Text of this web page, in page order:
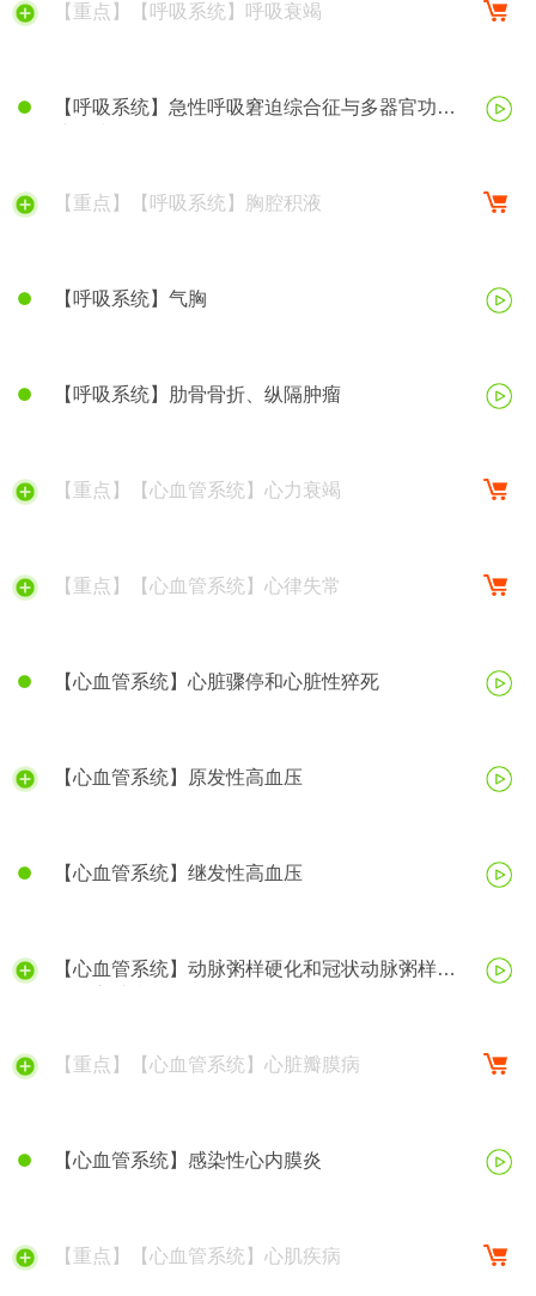
【重点】【呼吸系统】呼吸衰竭
【呼吸系统】急性呼吸窘迫综合征与多器官功能
【重点】【呼吸系统】胸腔积液
【呼吸系统】气胸
【呼吸系统】肋骨骨折、纵隔肿瘤
【重点】【心血管系统】心力衰竭
【重点】【心血管系统】心律失常
【心血管系统】心脏骤停和心脏性猝死
【心血管系统】原发性高血压
【心血管系统】继发性高血压
【心血管系统】动脉粥样硬化和冠状动脉粥样硬
【重点】【心血管系统】心脏瓣膜病
【心血管系统】感染性心内膜炎
【重点】【心血管系统】心肌疾病